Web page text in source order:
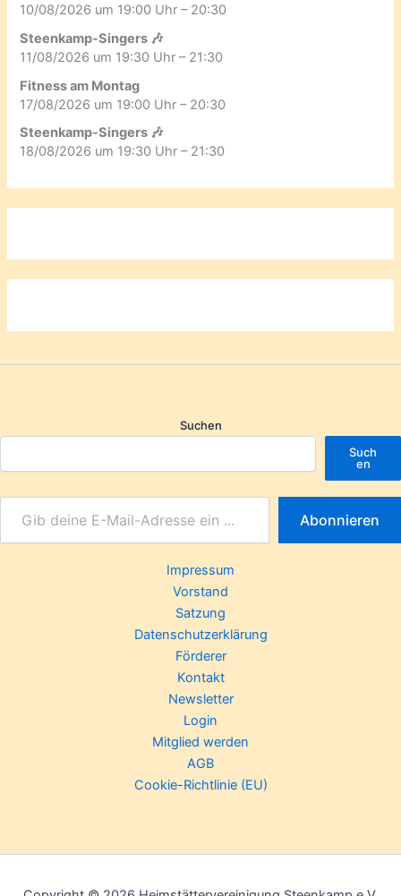
10/08/2026 um 19:00 Uhr – 20:30
Steenkamp-Singers 🎶
11/08/2026 um 19:30 Uhr – 21:30
Fitness am Montag
17/08/2026 um 19:00 Uhr – 20:30
Steenkamp-Singers 🎶
18/08/2026 um 19:30 Uhr – 21:30
Suchen
Such
en
Abonnieren
Impressum
Vorstand
Satzung
Datenschutzerklärung
Förderer
Kontakt
Newsletter
Login
Mitglied werden
AGB
Cookie-Richtlinie (EU)